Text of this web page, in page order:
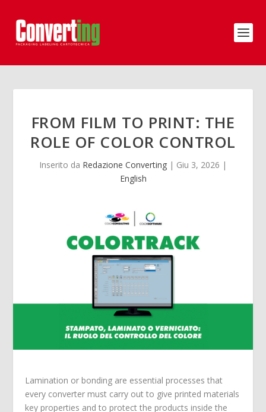
FROM FILM TO PRINT: THE
ROLE OF COLOR CONTROL
Inserito da Redazione Converting | Giu 3, 2026 |
English
Lamination or bonding are essential processes that
every converter must carry out to give printed materials
key properties and to protect the products inside the